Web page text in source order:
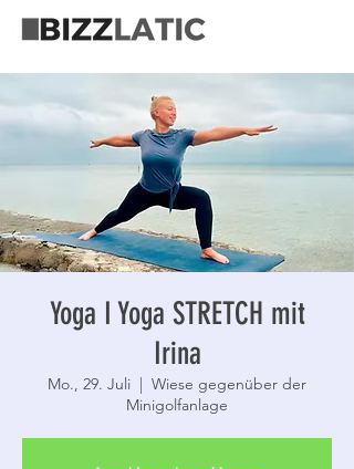
Yoga I Yoga STRETCH mit
Irina
Mo., 29. Juli
  |
Wiese gegenüber der
Minigolfanlage